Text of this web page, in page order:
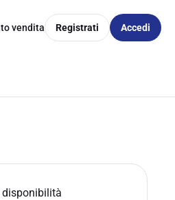
vendita Registrati Accedi
disponibilità